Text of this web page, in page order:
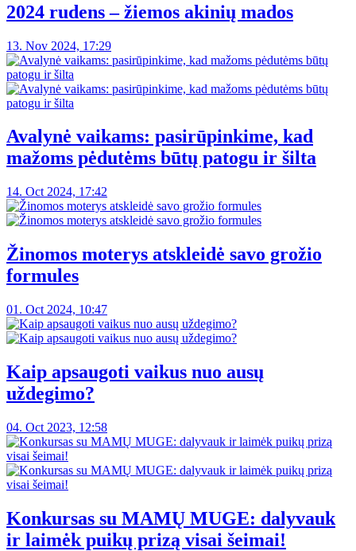
2024 rudens – žiemos akinių mados
13. Nov 2024, 17:29
Avalynė vaikams: pasirūpinkime, kad
mažoms pėdutėms būtų patogu ir šilta
14. Oct 2024, 17:42
Žinomos moterys atskleidė savo grožio
formules
01. Oct 2024, 10:47
Kaip apsaugoti vaikus nuo ausų
uždegimo?
04. Oct 2023, 12:58
Konkursas su MAMŲ MUGE: dalyvauk
ir laimėk puikų prizą visai šeimai!